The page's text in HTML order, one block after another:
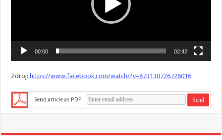
00:00 02:42
Zdroj: https://www.facebook.com/watch/?v=873130726726016
Send article as PDF